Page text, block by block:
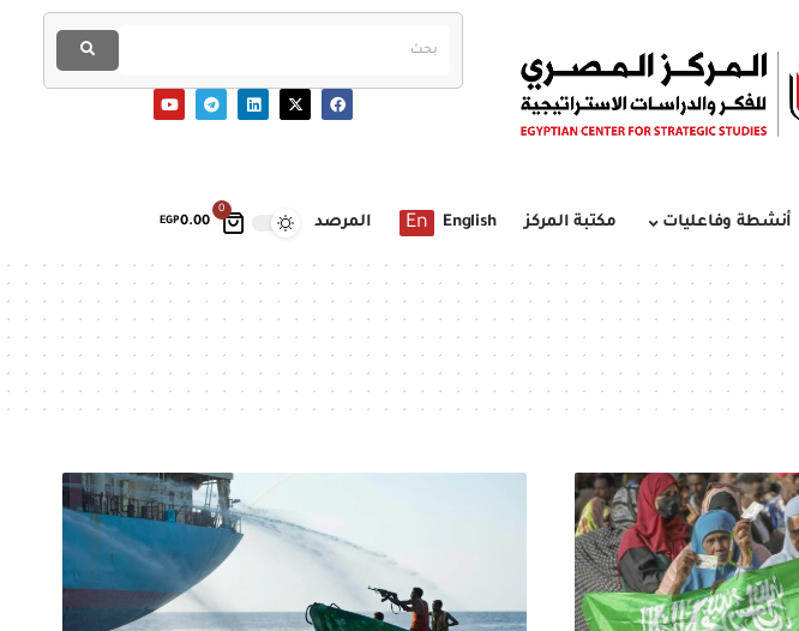
0
EGP0.00 أنشطة وفاعليات مكتبة المركز English
En المرصد